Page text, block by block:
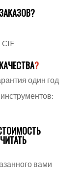
CIF
?
один год
вами